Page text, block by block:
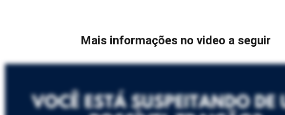
Mais informações no video a seguir